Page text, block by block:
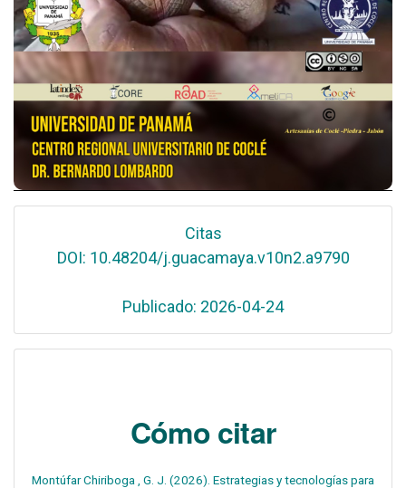
Citas
DOI: 10.48204/j.guacamaya.v10n2.a9790
Publicado: 2026-04-24
Cómo citar
Montúfar Chiriboga , G. J. (2026). Estrategias y tecnologías para